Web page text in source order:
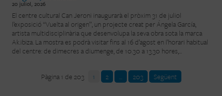
20 juliol, 2026
El centre cultural Can Jeroni inaugurarà el pròxim 31 de juliol
l’exposició “Vuelta al origen”, un projecte creat per Ángela García,
artista multidisciplinària que desenvolupa la seva obra sota la marca
Ak.ibiza. La mostra es podrà visitar fins al 16 d’agost en l’horari habitual
del centre: de dimecres a diumenge, de 10.30 a 13.30 hores,...
Pàgina 1 de 203 1 2 … 203 Següent